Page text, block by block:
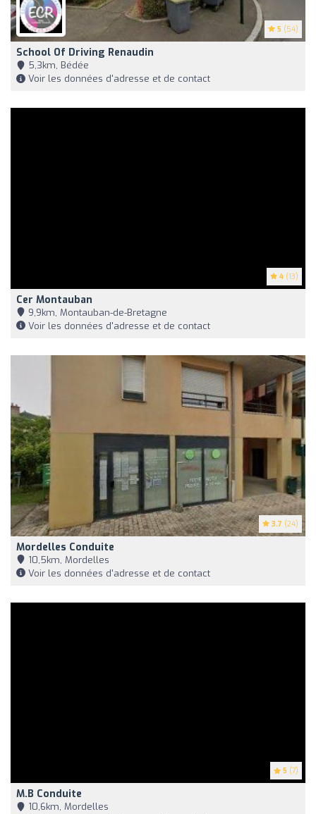
5 (54)
School Of Driving Renaudin
5,3km, Bédée
Voir les données d'adresse et de contact
4 (13)
Cer Montauban
9,9km, Montauban-de-Bretagne
Voir les données d'adresse et de contact
3.7 (24)
Mordelles Conduite
10,5km, Mordelles
Voir les données d'adresse et de contact
5 (7)
M.b Conduite
10,6km, Mordelles